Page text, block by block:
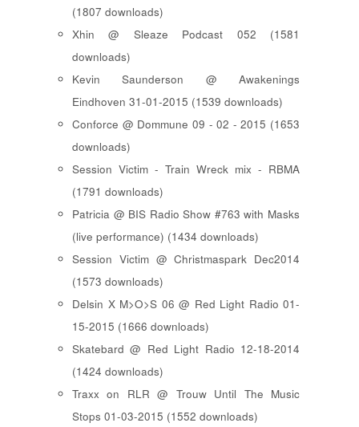
(1807 downloads)
Xhin @ Sleaze Podcast 052 (1581
downloads)
Kevin Saunderson @ Awakenings
Eindhoven 31-01-2015 (1539 downloads)
Conforce @ Dommune 09 - 02 - 2015 (1653
downloads)
Session Victim - Train Wreck mix - RBMA
(1791 downloads)
Patricia @ BIS Radio Show #763 with Masks
(live performance) (1434 downloads)
Session Victim @ Christmaspark Dec2014
(1573 downloads)
Delsin X M>O>S 06 @ Red Light Radio 01-
15-2015 (1666 downloads)
Skatebard @ Red Light Radio 12-18-2014
(1424 downloads)
Traxx on RLR @ Trouw Until The Music
Stops 01-03-2015 (1552 downloads)